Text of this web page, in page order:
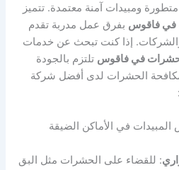
ومبيدات آمنة معتمدة. تتميز
في فاقوس بفرق عمل مدربة تقدم
والشركات. إذا كنت تبحث عن خدمات
في فاقوس تلتزم بالجودة
مكافحة الحشرات لدى أفضل شركة
في الأماكن الضيقة
: للقضاء على الحشرات مثل البق